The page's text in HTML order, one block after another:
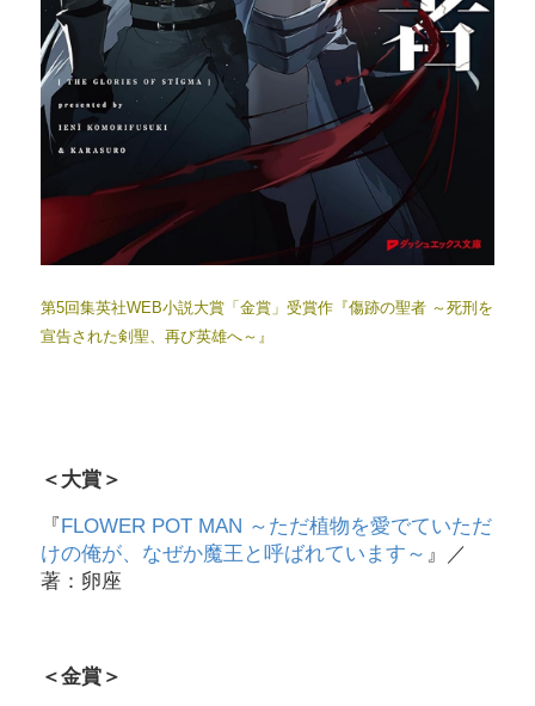
第5回集英社WEB小説大賞「金賞」受賞作『傷跡の聖者 ～死刑を
宣告された剣聖、再び英雄へ～』
＜大賞＞
『 FLOWER POT MAN ～ただ植物を愛でていただ
けの俺が、なぜか魔王と呼ばれています～ 』／
著：卵座
＜金賞＞